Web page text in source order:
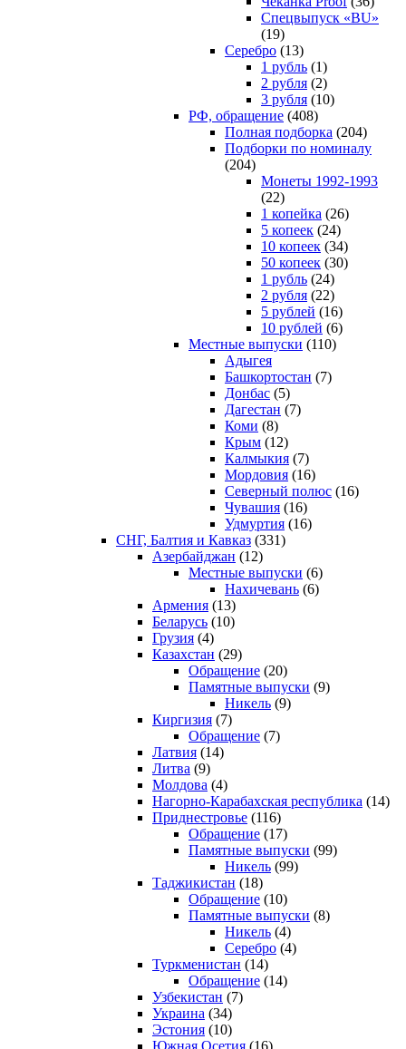
Спецвыпуск «BU»
(19)
Серебро (13)
1 рубль (1)
2 рубля (2)
3 рубля (10)
РФ, обращение (408)
Полная подборка (204)
Подборки по номиналу
(204)
Монеты 1992-1993
(22)
1 копейка (26)
5 копеек (24)
10 копеек (34)
50 копеек (30)
1 рубль (24)
2 рубля (22)
5 рублей (16)
10 рублей (6)
Местные выпуски (110)
Адыгея
Башкортостан (7)
Донбас (5)
Дагестан (7)
Коми (8)
Крым (12)
Калмыкия (7)
Мордовия (16)
Северный полюс (16)
Чувашия (16)
Удмуртия (16)
СНГ, Балтия и Кавказ (331)
Азербайджан (12)
Местные выпуски (6)
Нахичевань (6)
Армения (13)
Беларусь (10)
Грузия (4)
Казахстан (29)
Обращение (20)
Памятные выпуски (9)
Никель (9)
Киргизия (7)
Обращение (7)
Латвия (14)
Литва (9)
Молдова (4)
Нагорно-Карабахская республика (14)
Приднестровье (116)
Обращение (17)
Памятные выпуски (99)
Никель (99)
Таджикистан (18)
Обращение (10)
Памятные выпуски (8)
Никель (4)
Серебро (4)
Туркменистан (14)
Обращение (14)
Узбекистан (7)
Украина (34)
Эстония (10)
Южная Осетия (16)